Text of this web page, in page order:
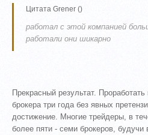
Цитата Grener ()
работал с этой компанией
работали они шикарно
Прекрасный результат.
брокера три года без явных
достижение. Многие трейдеры, в
более пяти - семи брокеров, будучи